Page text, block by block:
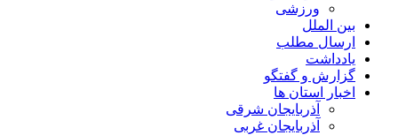
ورزشی
بین الملل
ارسال مطلب
یادداشت
گزارش و گفتگو
اخبار استان ها
آذربایجان شرقی
آذربایجان غربی